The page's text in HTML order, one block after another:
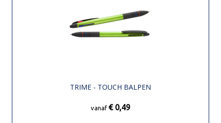
TRIME - TOUCH BALPEN
vanaf € 0,49